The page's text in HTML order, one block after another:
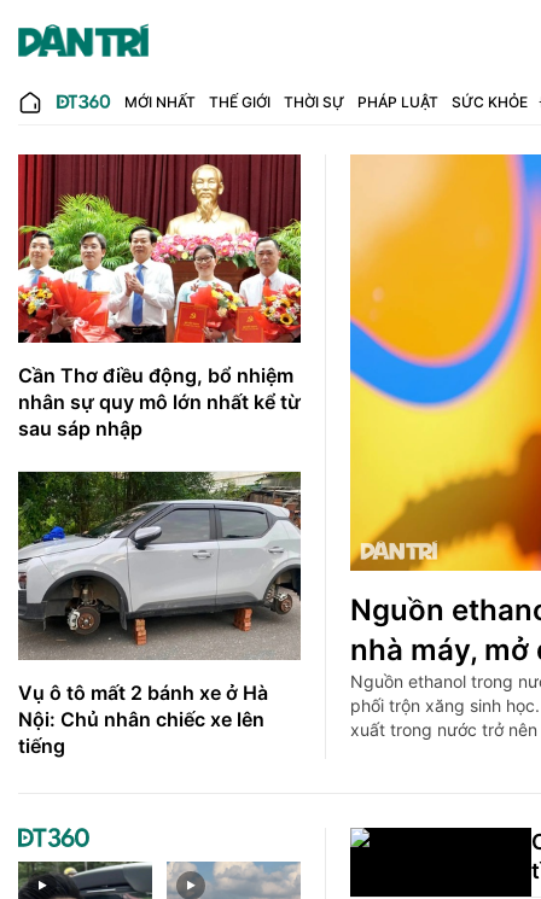
MỚI NHẤT THẾ GIỚI THỜI SỰ PHÁP LUẬT SỨC KHỎE
Cần Thơ điều động, bổ nhiệm
nhân sự quy mô lớn nhất kể từ
sau sáp nhập
Vụ ô tô mất 2 bánh xe ở Hà
Nội: Chủ nhân chiếc xe lên
tiếng
Nguồn
nhà máy,
Nguồn ethanol trong
phối trộn xăng sinh
xuất trong nước trở